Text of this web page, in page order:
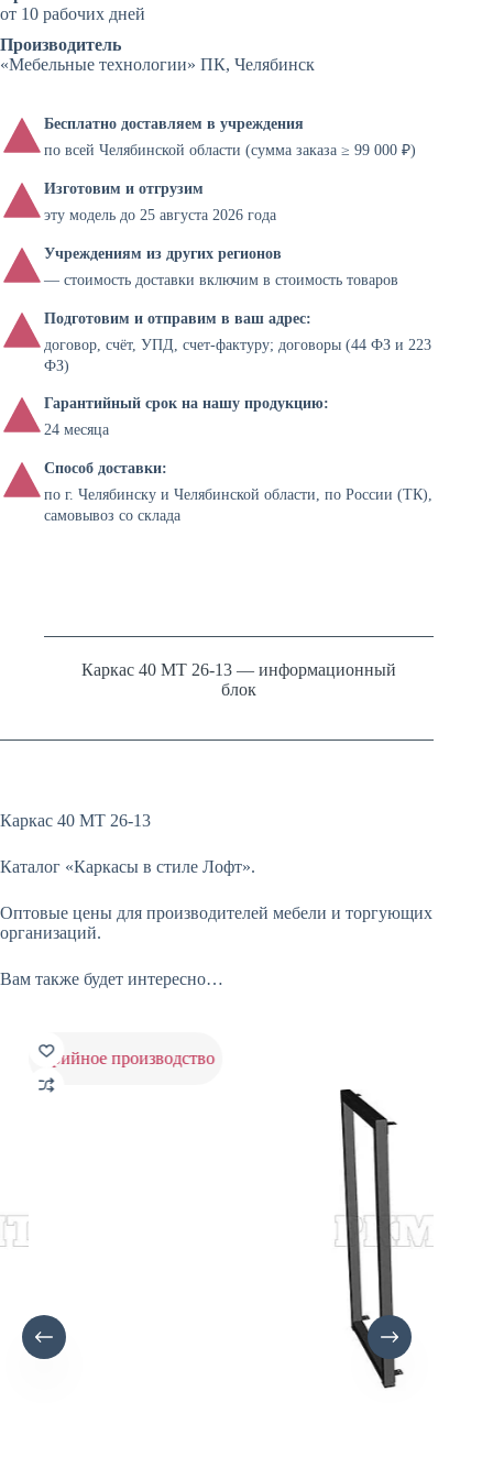
от 10 рабочих дней
Производитель
«Мебельные технологии» ПК, Челябинск
Бесплатно доставляем в учреждения
по всей Челябинской области (сумма заказа ≥ 99 000 ₽)
Изготовим и отгрузим
эту модель до 25 августа 2026 года
Учреждениям из других регионов
— стоимость доставки включим в стоимость товаров
Подготовим и отправим в ваш адрес:
договор, счёт, УПД, счет-фактуру; договоры (44 ФЗ и 223
ФЗ)
Гарантийный срок на нашу продукцию:
24 месяца
Способ доставки:
по г. Челябинску и Челябинской области, по России (ТК),
самовывоз со склада
Каркас 40 МТ 26-13 — информационный
блок
Каркас 40 МТ 26-13
Каталог «Каркасы в стиле Лофт».
Оптовые цены для производителей мебели и торгующих
организаций.
Вам также будет интересно…
серийное производство